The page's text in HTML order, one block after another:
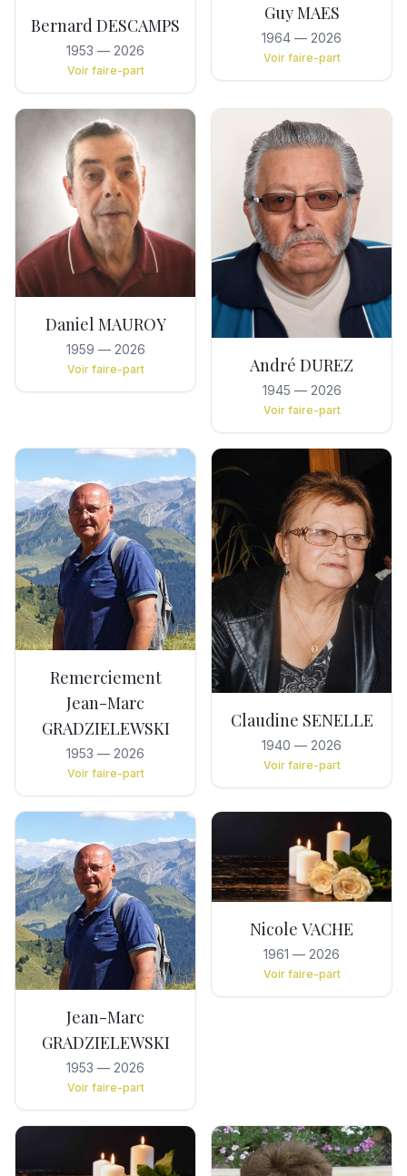
Bernard DESCAMPS
1953 — 2026
Voir faire-part
Guy MAES
1964 — 2026
Voir faire-part
Daniel MAUROY
1959 — 2026
Voir faire-part André DUREZ
1945 — 2026
Voir faire-part
Remerciement
Jean-Marc
GRADZIELEWSKI
1953 — 2026
Voir faire-part
Claudine SENELLE
1940 — 2026
Voir faire-part
Jean-Marc
GRADZIELEWSKI
1953 — 2026
Voir faire-part
Nicole VACHE
1961 — 2026
Voir faire-part